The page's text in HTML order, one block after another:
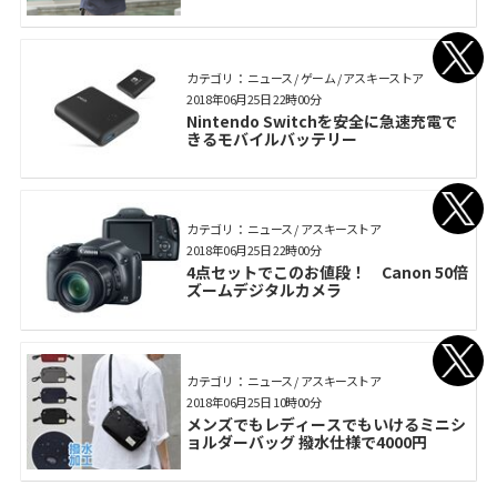
カテゴリ： ニュース / ゲーム / アスキーストア
Nintendo Switchを安全に急速充電で
きるモバイルバッテリー
2018年06月25日 22時00分
カテゴリ： ニュース / アスキーストア
4点セットでこのお値段！ Canon 50倍
ズームデジタルカメラ
2018年06月25日 22時00分
カテゴリ： ニュース / アスキーストア
メンズでもレディースでもいけるミニシ
ョルダーバッグ 撥水仕様で4000円
2018年06月25日 10時00分